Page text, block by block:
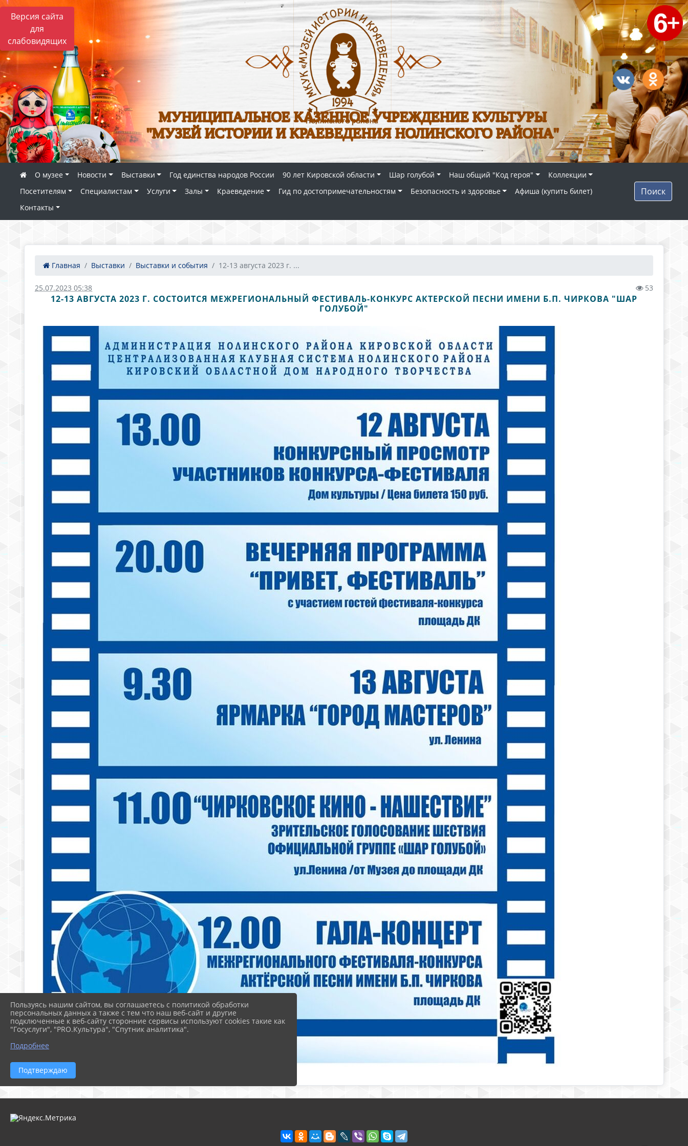
Версия сайта
для
слабовидящих
МУНИЦИПАЛЬНОЕ КАЗЕННОЕ УЧРЕЖДЕНИЕ КУЛЬТУРЫ
"МУЗЕЙ ИСТОРИИ И КРАЕВЕДЕНИЯ НОЛИНСКОГО РАЙОНА"
О музее Новости Выставки Год единства народов России 90 лет Кировской области Шар голубой Наш общий "Код героя"
Коллекции
Посетителям
Специалистам Услуги Залы Краеведение Гид по достопримечательностям Безопасность и здоровье
Афиша (купить билет)
Контакты
Поиск
Главная Выставки Выставки и события 12-13 августа 2023 г. ...
25.07.2023 05:38 53
12-13 АВГУСТА 2023 Г. СОСТОИТСЯ МЕЖРЕГИОНАЛЬНЫЙ ФЕСТИВАЛЬ-КОНКУРС АКТЕРСКОЙ ПЕСНИ ИМЕНИ Б.П. ЧИРКОВА "ШАР
ГОЛУБОЙ"
Пользуясь нашим сайтом, вы соглашаетесь с политикой обработки
персональных данных а также с тем что наш веб-сайт и другие
подключенные к веб-сайту сторонние сервисы используют cookies такие как
"Госуслуги", "PRO.Культура", "Спутник аналитика".
Подробнее
Подтверждаю